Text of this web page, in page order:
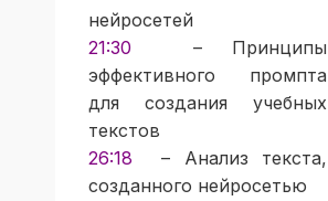
нейросетей
21:30
– Принципы
эффективного промпта
для создания учебных
текстов
26:18 – Анализ текста,
созданного нейросетью